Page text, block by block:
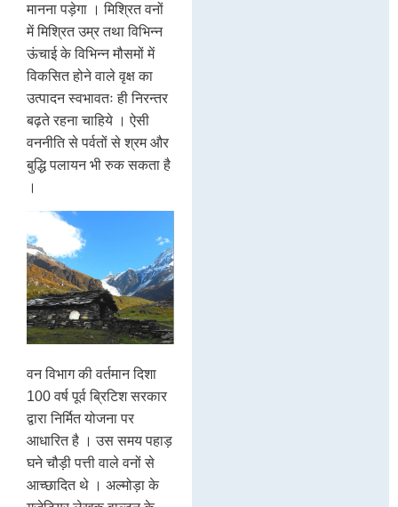
मानना पड़ेगा । मिश्रित वनों
में मिश्रित उम्र तथा विभिन्न
ऊंचाई के विभिन्न मौसमों में
विकसित होने वाले वृक्ष का
उत्पादन स्वभावतः ही निरन्तर
बढ़ते रहना चाहिये । ऐसी
वननीति से पर्वतों से श्रम और
बुद्धि पलायन भी रुक सकता है
।
वन विभाग की वर्तमान दिशा
100 वर्ष पूर्व ब्रिटिश सरकार
द्वारा निर्मित योजना पर
आधारित है । उस समय पहाड़
घने चौड़ी पत्ती वाले वनों से
आच्छादित थे । अल्मोड़ा के